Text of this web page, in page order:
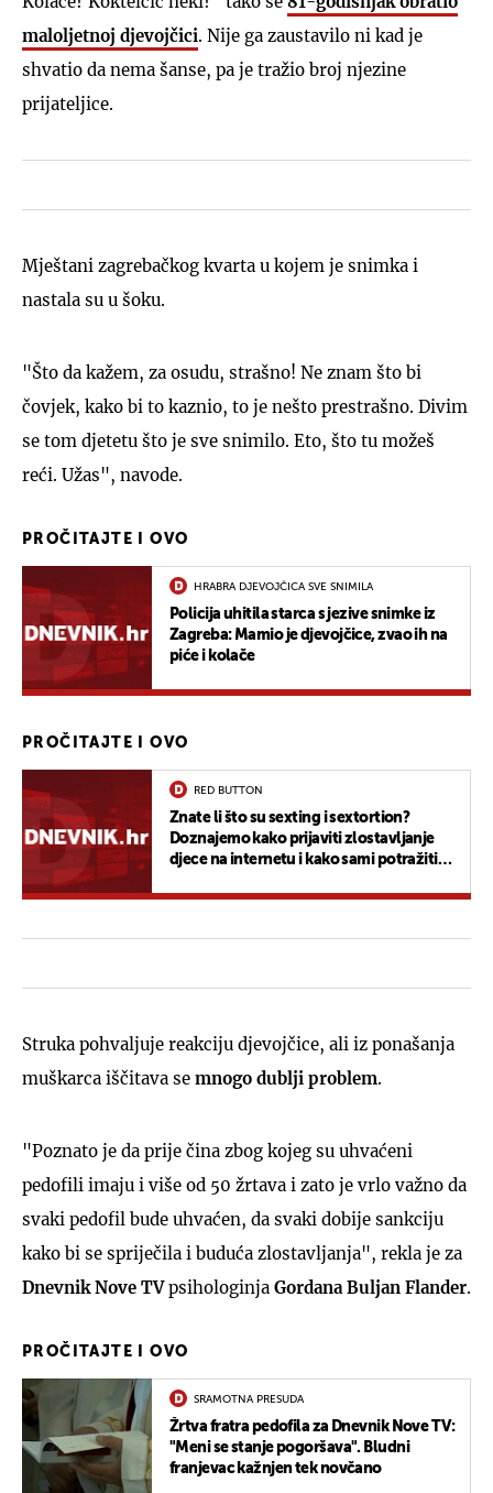
maloljetnoj djevojčici. Nije ga zaustavilo ni kad je
shvatio da nema šanse, pa je tražio broj njezine
prijateljice.
Mještani zagrebačkog kvarta u kojem je snimka i
nastala su u šoku.
"Što da kažem, za osudu, strašno! Ne znam što bi
čovjek, kako bi to kaznio, to je nešto prestrašno. Divim
se tom djetetu što je sve snimilo. Eto, što tu možeš
reći. Užas", navode.
PROČITAJTE I OVO
HRABRA DJEVOJČICA SVE SNIMILA
Policija uhitila starca s jezive snimke iz
Zagreba: Mamio je djevojčice, zvao ih na
piće i kolače
PROČITAJTE I OVO
RED BUTTON
Znate li što su sexting i sextortion?
Doznajemo kako prijaviti zlostavljanje
djece na internetu i kako sami potražiti
Struka pohvaljuje reakciju djevojčice, ali iz ponašanja
muškarca iščitava se mnogo dublji problem.
"Poznato je da prije čina zbog kojeg su uhvaćeni
pedofili imaju i više od 50 žrtava i zato je vrlo važno da
svaki pedofil bude uhvaćen, da svaki dobije sankciju
kako bi se spriječila i buduća zlostavljanja", rekla je za
Dnevnik Nove TVpsihologinja Gordana Buljan Flander.
PROČITAJTE I OVO
SRAMOTNA PRESUDA
Žrtva fratra pedofila za Dnevnik Nove TV:
"Meni se stanje pogoršava". Bludni
franjevac kažnjen tek novčano